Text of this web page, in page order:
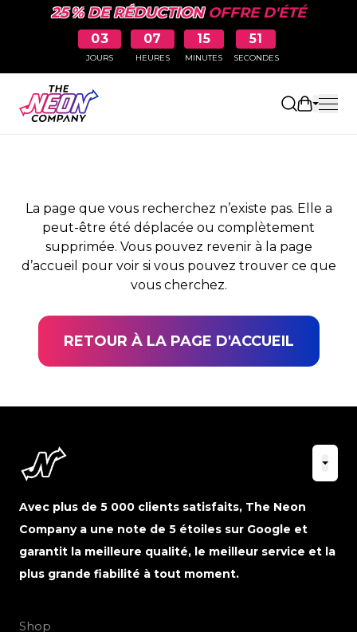
25 % DE RÉDUCTIONOFFRE D'ÉTÉ
03
JOURS
07
HEURES
15
MINUTES
51
SECONDES
Ouvrir le
PAGE NON TROUVÉE
La page que vous recherchez n’existe pas. Elle a
peut-être été déplacée ou complètement
supprimée. Vous pouvez revenir à la page
d’accueil pour voir si vous pouvez trouver ce que
vous cherchez.
RETOUR À LA PAGE D'ACCUEIL
Avec plus de 5 000 clients satisfaits, The Neon
Company a une note de 5 étoiles sur Google et
garantit la meilleure qualité, le meilleur service et la
plus grande fiabilité à tout moment.
Shop